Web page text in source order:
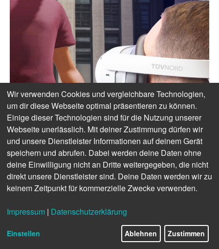
Wir verwenden Cookies und vergleichbare Technologien,
um dir diese Webseite optimal präsentieren zu können.
Einige dieser Technologien sind für die Nutzung unserer
Webseite unerlässlich. Mit deiner Zustimmung dürfen wir
und unsere Dienstleister Informationen auf deinem Gerät
speichern und abrufen. Dabei werden deine Daten ohne
deine Einwilligung nicht an Dritte weitergegeben, die nicht
direkt unsere Dienstleister sind. Deine Daten werden wir zu
keinem Zeitpunkt für kommerzielle Zwecke verwenden.
Impressum | Datenschutzerklärung
Einstellen Ablehnen Zustimmen